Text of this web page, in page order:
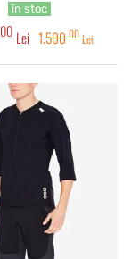
în stoc
00 Lei 1.50000Lei